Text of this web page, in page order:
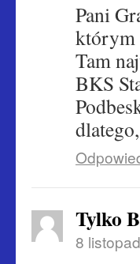
Pani
którym
Tam
BKS
Tylko
8